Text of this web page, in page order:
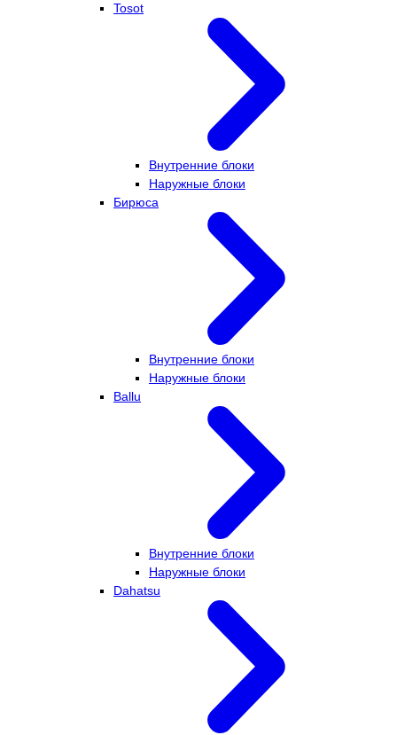
Tosot
Внутренние блоки
Наружные блоки
Бирюса
Внутренние блоки
Наружные блоки
Ballu
Внутренние блоки
Наружные блоки
Dahatsu